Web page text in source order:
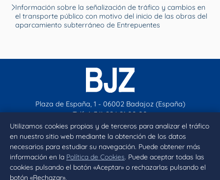
Utilizamos cookies propias y de terceros para analizar el tráfico
en nuestro sitio web mediante la obtención de los datos
necesarios para estudiar su navegación. Puede obtener más
información en la Política de Cookies. Puede aceptar todas las
cookies pulsando el botón «Aceptar» o rechazarlas pulsando el
botón «Rechazar».
Información sobre la señalización de tráfico y cambios en
el transporte público con motivo del inicio de las obras del
aparcamiento subterráneo de Entrepuentes
Plaza de España, 1 - 06002 Badajoz (España)
Telf. (+34) 924 21 00 00
contacto@aytobadajoz.es
Facebook
X Instagram
YouTube
Inicio Aviso legal